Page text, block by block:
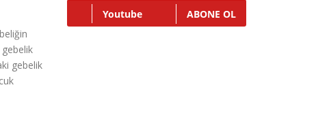
gebelik
Youtube ABONE OL